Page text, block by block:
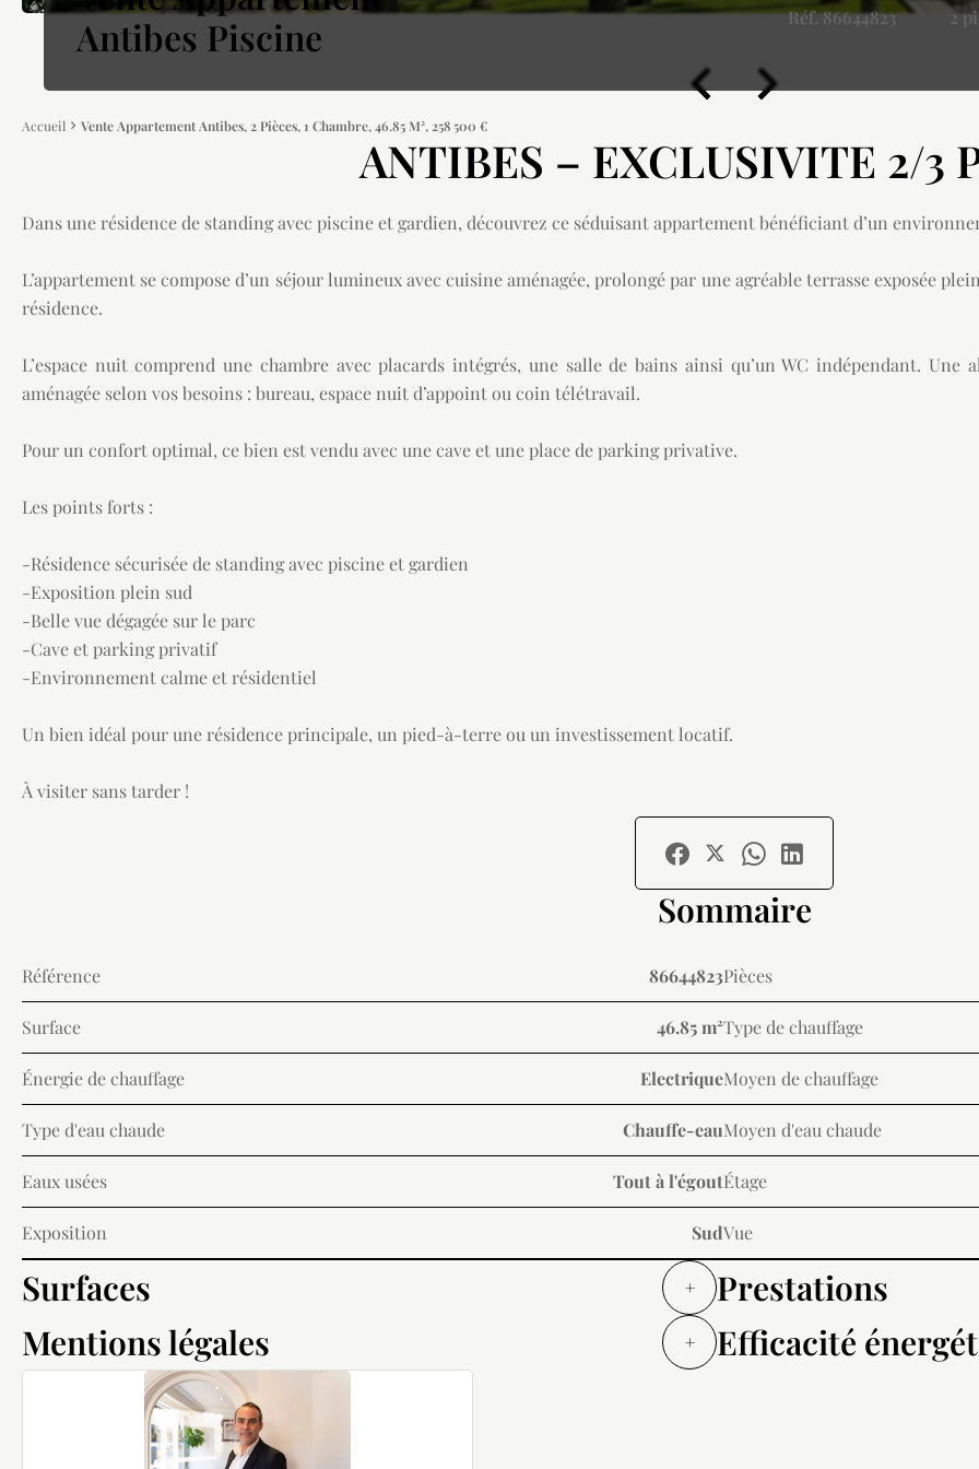
Antibes Piscine
Réf. 86644823 2
Accueil Vente Appartement Antibes, 2 Pièces, 1 Chambre, 46.85 M², 258 500 €
ANTIBES – EXCLUSIVITE 2/3
Dans une résidence de standing avec piscine et gardien, découvrez ce séduisant appartement bénéficiant d’un
L’appartement se compose d’un séjour lumineux avec cuisine aménagée, prolongé par une agréable terrasse exposée
résidence.
L’espace nuit comprend une chambre avec placards intégrés, une salle de bains ainsi qu’un WC indépendant. Une
aménagée selon vos besoins : bureau, espace nuit d’appoint ou coin télétravail.
Pour un confort optimal, ce bien est vendu avec une cave et une place de parking privative.
Les points forts :
-Résidence sécurisée de standing avec piscine et gardien
-Exposition plein sud
-Belle vue dégagée sur le parc
-Cave et parking privatif
-Environnement calme et résidentiel
Un bien idéal pour une résidence principale, un pied-à-terre ou un investissement locatif.
À visiter sans tarder !
Sommaire
Référence 86644823Pièces
Surface 46.85 m²Type de chauffage
Énergie de chauffage ElectriqueMoyen de chauffage
Type d'eau chaude Chauffe-eauMoyen d'eau chaude
Eaux usées Tout à l'égoutÉtage
Exposition SudVue
Surfaces + Prestations
Mentions légales + Efficacité